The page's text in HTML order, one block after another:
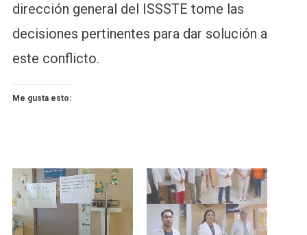
dirección general del ISSSTE tome las
decisiones pertinentes para dar solución a
este conflicto.
Me gusta esto: